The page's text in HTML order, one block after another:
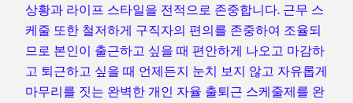
상황과 라이프 스타일을 전적으로 존중합니다. 근무 스
케줄 또한 철저하게 구직자의 편의를 존중하여 조율되
므로 본인이 출근하고 싶을 때 편안하게 나오고 마감하
고 퇴근하고 싶을 때 언제든지 눈치 보지 않고 자유롭게
마무리를 짓는 완벽한 개인 자율 출퇴근 스케줄제를 완